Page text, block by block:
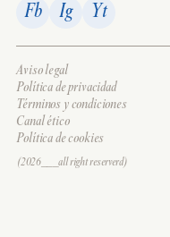
Fb Ig Yt
Aviso legal
Política de privacidad
Términos y condiciones
Canal ético
Política de cookies
(2026___all right reserverd)